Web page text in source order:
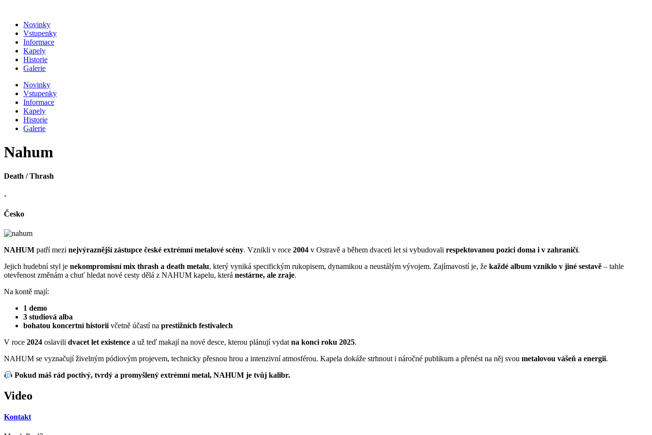
obsahuNovinky
Vstupenky
Informace
Kapely
Historie
Galerie
Novinky
Vstupenky
Informace
Kapely
Historie
Galerie
Nahum
Death / Thrash
-
Česko
NAHUM patří mezi nejvýraznější zástupce české extrémní metalové scény. Vznikli v roce 2004 v Ostravě a během dvaceti let si vybudovali respektovanou pozici doma i v zahraničí.
Jejich hudební styl je nekompromisní mix thrash a death metalu, který vyniká specifickým rukopisem, dynamikou a neustálým vývojem. Zajímavostí je, že každé album vzniklo v jiné sestavě – tahle
otevřenost změnám a chuť hledat nové cesty dělá z NAHUM kapelu, která nestárne, ale zraje.
Na kontě mají:
1 demo
3 studiová alba
bohatou koncertní historii včetně účastí na prestižních festivalech
V roce 2024 oslavili dvacet let existence a už teď makají na nové desce, kterou plánují vydat na konci roku 2025.
NAHUM se vyznačují živelným pódiovým projevem, technicky přesnou hrou a intenzivní atmosférou. Kapela dokáže strhnout i náročné publikum a přenést na něj svou metalovou vášeň a energii.
Pokud máš rád poctivý, tvrdý a promyšlený extrémní metal, NAHUM je tvůj kalibr.
Video
Kontakt